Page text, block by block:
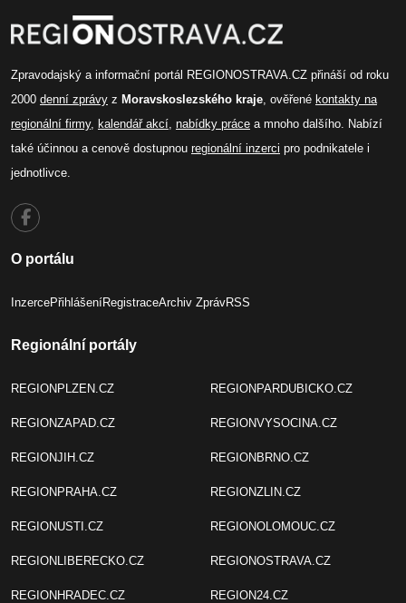
Zpravodajský a informační portál REGIONOSTRAVA.CZ přináší od roku
2000 denní zprávy z Moravskoslezského kraje , ověřené kontakty na
regionální firmy, kalendář akcí nabídky práce a mnoho dalšího. Nabízí
také účinnou a cenově dostupnou regionální inzerci pro podnikatele i
jednotlivce.
O portálu
InzercePřihlášeníRegistraceArchiv ZprávRSS
Regionální portály
REGIONPLZEN.CZ
REGIONZAPAD.CZ
REGIONJIH.CZ
REGIONPRAHA.CZ
REGIONUSTI.CZ
REGIONLIBERECKO.CZ
REGIONHRADEC.CZ
REGIONPARDUBICKO.CZ
REGIONVYSOCINA.CZ
REGIONBRNO.CZ
REGIONZLIN.CZ
REGIONOLOMOUC.CZ
REGIONOSTRAVA.CZ
REGION24.CZ